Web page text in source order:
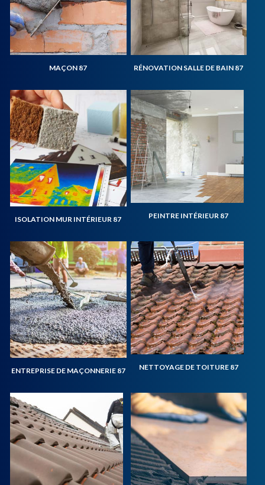
MAÇON 87 RÉNOVATION SALLE DE BAIN 87
ISOLATION MUR INTÉRIEUR 87 PEINTRE INTÉRIEUR 87
ENTREPRISE DE MAÇONNERIE 87 NETTOYAGE DE TOITURE 87